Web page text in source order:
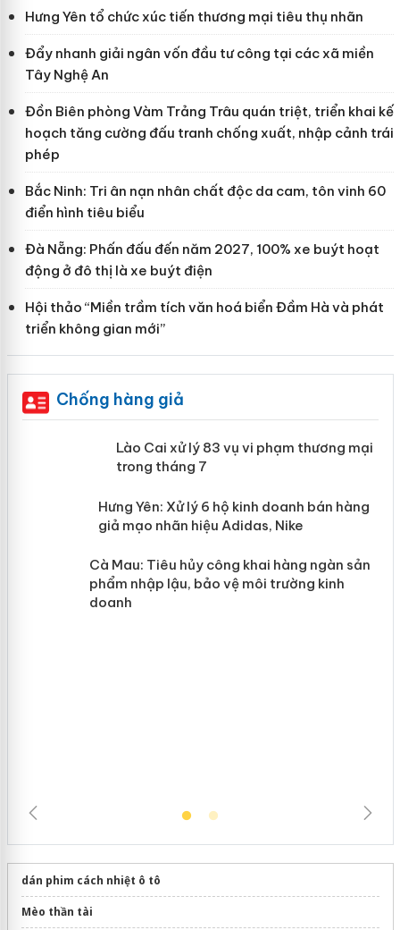
Hưng Yên tổ chức xúc tiến thương mại tiêu thụ nhãn
Đẩy nhanh giải ngân vốn đầu tư công tại các xã miền
Tây Nghệ An
Đồn Biên phòng Vàm Trảng Trâu quán triệt, triển khai kế
hoạch tăng cường đấu tranh chống xuất, nhập cảnh trái
phép
Bắc Ninh: Tri ân nạn nhân chất độc da cam, tôn vinh 60
điển hình tiêu biểu
Đà Nẵng: Phấn đấu đến năm 2027, 100% xe buýt hoạt
động ở đô thị là xe buýt điện
Hội thảo “Miền trầm tích văn hoá biển Đầm Hà và phát
triển không gian mới”
Chống hàng giả
Lào Cai xử lý 83 vụ vi phạm thương
mại trong tháng 7
Hưng Yên: Xử lý 6 hộ kinh doanh bán
hàng giả mạo nhãn hiệu Adidas, Nike
dán phim cách nhiệt ô tô
Mèo thần tài